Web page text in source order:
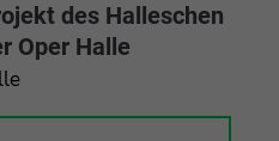
des Halleschen
Oper Halle